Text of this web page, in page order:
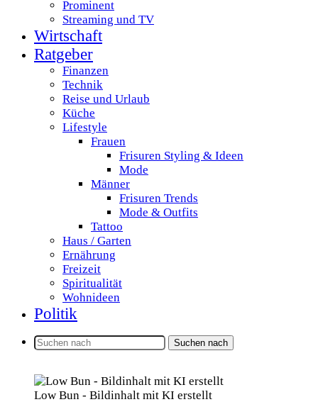
Prominent
Streaming und TV
Wirtschaft
Ratgeber
Finanzen
Technik
Reise und Urlaub
Küche
Lifestyle
Frauen
Frisuren Styling & Ideen
Mode
Männer
Frisuren Trends
Mode & Outfits
Tattoo
Haus / Garten
Ernährung
Freizeit
Spiritualität
Wohnideen
Politik
Suchen nach
Low Bun - Bildinhalt mit KI erstellt